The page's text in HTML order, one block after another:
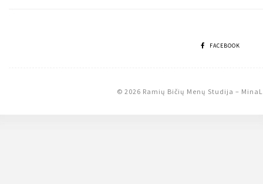
FACEBOOK
© 2026 Ramių Bičių Menų Studija –